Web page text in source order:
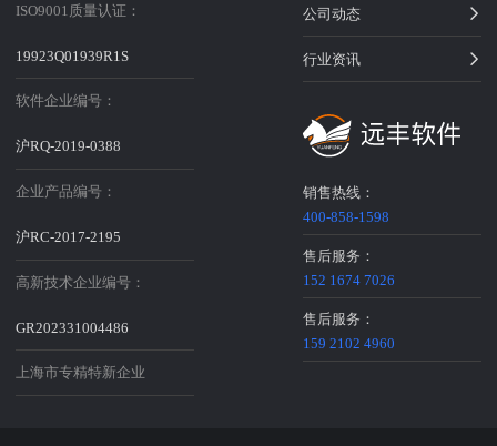
ISO9001质量认证：
19923Q01939R1S
软件企业编号：
沪RQ-2019-0388
企业产品编号：
沪RC-2017-2195
高新技术企业编号：
GR202331004486
上海市专精特新企业
公司动态
行业资讯
销售热线：
400-858-1598
售后服务：
152 1674 7026
售后服务：
159 2102 4960